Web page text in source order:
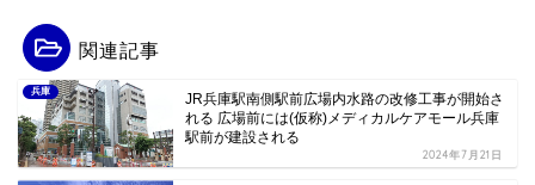
関連記事
兵庫
JR兵庫駅南側駅前広場内水路の改修工事が開始さ
れる 広場前には(仮称)メディカルケアモール兵庫
駅前が建設される
2024年7月21日